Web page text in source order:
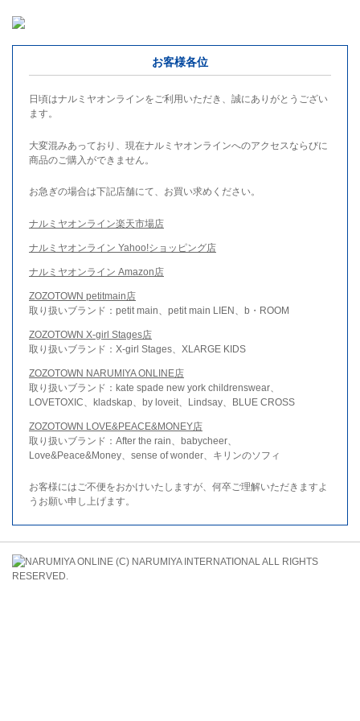
お客様各位
日頃はナルミヤオンラインをご利用いただき、誠にありがとうござい
ます。
大変混みあっており、現在ナルミヤオンラインへのアクセスならびに
商品のご購入ができません。
お急ぎの場合は下記店舗にて、お買い求めください。
ナルミヤオンライン楽天市場店
ナルミヤオンライン Yahoo!ショッピング店
ナルミヤオンライン Amazon店
ZOZOTOWN petitmain店
取り扱いブランド：petit main、petit main LIEN、b・ROOM
ZOZOTOWN X-girl Stages店
取り扱いブランド：X-girl Stages、XLARGE KIDS
ZOZOTOWN NARUMIYA ONLINE店
取り扱いブランド：kate spade new york childrenswear、
LOVETOXIC、kladskap、by loveit、Lindsay、BLUE CROSS
ZOZOTOWN LOVE&PEACE&MONEY店
取り扱いブランド：After the rain、babycheer、
Love&Peace&Money、sense of wonder、キリンのソフィ
お客様にはご不便をおかけいたしますが、何卒ご理解いただきますよ
うお願い申し上げます。